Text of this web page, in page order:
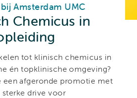
Amsterdam UMC
Chemicus in
tot klinisch chemicus in
én topklinische omgeving?
een afgeronde promotie met
sterke drive voor